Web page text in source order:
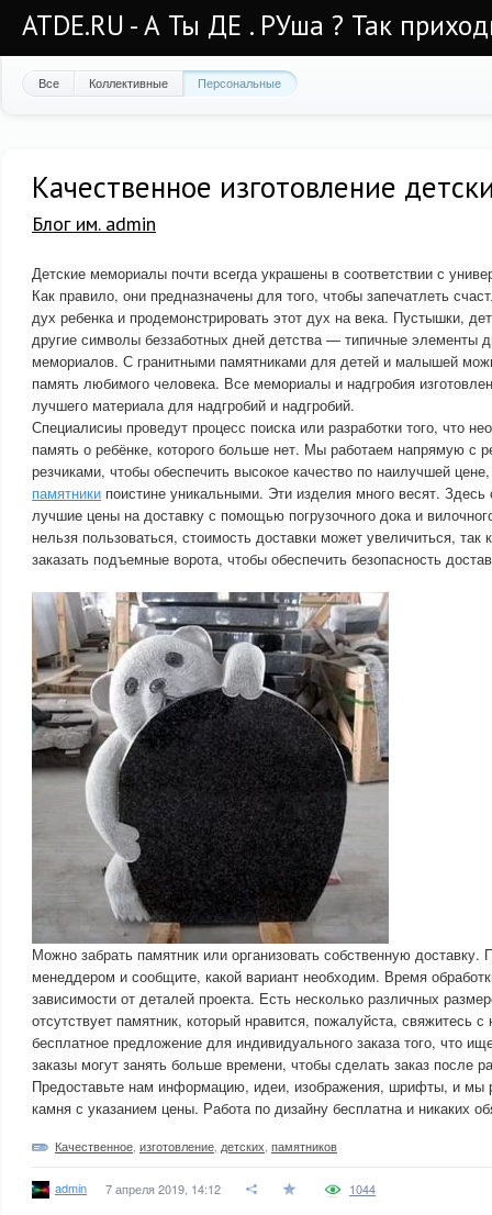
ATDE.RU - А Ты ДЕ . РУша ? Так
Все Коллективные Персональные
Качественное изготовление
Блог им. admin
Детские мемориалы почти всегда украшены в соответствии с
Как правило, они предназначены для того, чтобы запечатлеть
дух ребенка и продемонстрировать этот дух на века. Пустышки,
другие символы беззаботных дней детства — типичные элементы
мемориалов. С гранитными памятниками для детей и малышей
память любимого человека. Все мемориалы и надгробия
лучшего материала для надгробий и надгробий.
Специалисиы проведут процесс поиска или разработки того, что
память о ребёнке, которого больше нет. Мы работаем напрямую с
резчиками, чтобы обеспечить высокое качество по наилучшей
памятники поистине уникальными. Эти изделия много весят.
лучшие цены на доставку с помощью погрузочного дока и
нельзя пользоваться, стоимость доставки может увеличиться,
заказать подъемные ворота, чтобы обеспечить безопасность
Можно забрать памятник или организовать собственную доставку.
менеддером и сообщите, какой вариант необходим. Время
зависимости от деталей проекта. Есть несколько различных
отсутствует памятник, который нравится, пожалуйста, свяжитесь с
бесплатное предложение для индивидуального заказа того, что
заказы могут занять больше времени, чтобы сделать заказ после
Предоставьте нам информацию, идеи, изображения, шрифты, и мы
камня с указанием цены. Работа по дизайну бесплатна и никаких
Качественное изготовление детских памятников
admin 7 апреля 2019, 14:12 1044